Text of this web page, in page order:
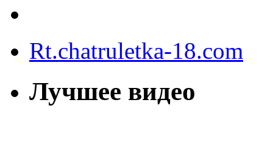
Rt.chatruletka-18.com
Лучшее видео